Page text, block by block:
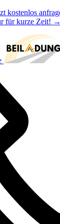
kostenlos
für kurze Zeit! →